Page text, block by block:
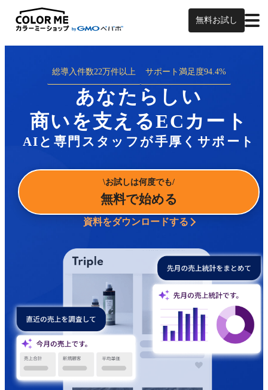
無料お試し
総導入件数22万件以上 サポート満足度94.4%
あなたらしい
商いを支えるECカート
AIと専門スタッフが手厚くサポート
お試しは何度でも
無料で始める
資料をダウンロードする